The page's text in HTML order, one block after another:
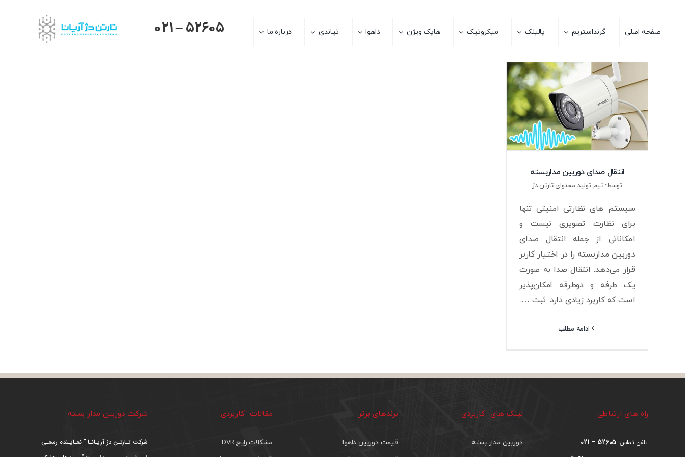
صفحه اصلی گرنداستریم یالینک میکروتیک هایک ویژن داهوا تیاندی درباره ما 021 – 52605
انتقال صدای دوربین مداربسته
توسط: تیم تولید محتوای تارتن دژ
سیستم های نظارتی امنیتی تنها
برای نظارت تصویری نیست و
امکاناتی از جمله انتقال صدای
دوربین مداربسته را در اختیار کاربر
قرار می‌دهد. انتقال صدا به صورت
یک طرفه و دوطرفه امکان‌پذیر
است که کاربرد زیادی دارد. ثبت ….
ادامه مطلب
راه های ارتباطی
تلفن تماس: 52605 – 021
لینک های کاربردی
دوربین مدار بسته
برندهای برتر
قیمت دوربین داهوا
مقالات کاربردی
مشکلات رایج DVR
شرکت دوربین مدار بسته
شرکت تـارتـن دژ آریـانـا ” نمـایـنده رسمـی